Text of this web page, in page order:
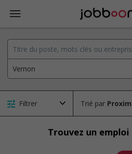
Filtrer Trié par
Trouvez un emploi